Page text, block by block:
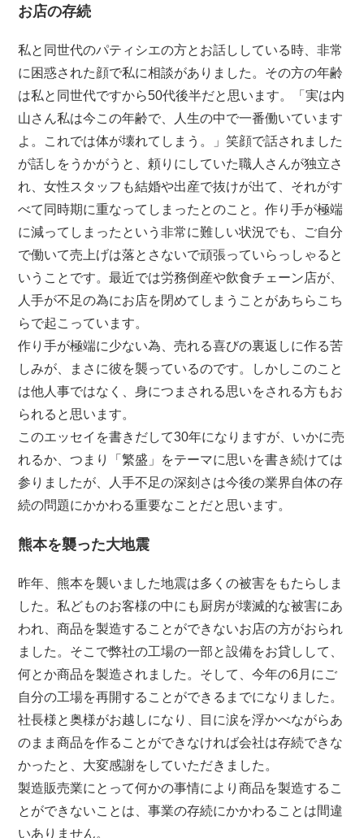
お店の存続
私と同世代のパティシエの方とお話ししている時、非常
に困惑された顔で私に相談がありました。その方の年齢
は私と同世代ですから50代後半だと思います。「実は内
山さん私は今この年齢で、人生の中で一番働いています
よ。これでは体が壊れてしまう。」笑顔で話されました
が話しをうかがうと、頼りにしていた職人さんが独立さ
れ、女性スタッフも結婚や出産で抜けが出て、それがす
べて同時期に重なってしまったとのこと。作り手が極端
に減ってしまったという非常に難しい状況でも、ご自分
で働いて売上げは落とさないで頑張っていらっしゃると
いうことです。最近では労務倒産や飲食チェーン店が、
人手が不足の為にお店を閉めてしまうことがあちらこち
らで起こっています。
作り手が極端に少ない為、売れる喜びの裏返しに作る苦
しみが、まさに彼を襲っているのです。しかしこのこと
は他人事ではなく、身につまされる思いをされる方もお
られると思います。
このエッセイを書きだして30年になりますが、いかに売
れるか、つまり「繁盛」をテーマに思いを書き続けては
参りましたが、人手不足の深刻さは今後の業界自体の存
続の問題にかかわる重要なことだと思います。
熊本を襲った大地震
昨年、熊本を襲いました地震は多くの被害をもたらしま
した。私どものお客様の中にも厨房が壊滅的な被害にあ
われ、商品を製造することができないお店の方がおられ
ました。そこで弊社の工場の一部と設備をお貸しして、
何とか商品を製造されました。そして、今年の6月にご
自分の工場を再開することができるまでになりました。
社長様と奥様がお越しになり、目に涙を浮かべながらあ
のまま商品を作ることができなければ会社は存続できな
かったと、大変感謝をしていただきました。
製造販売業にとって何かの事情により商品を製造するこ
とができないことは、事業の存続にかかわることは間違
いありません。